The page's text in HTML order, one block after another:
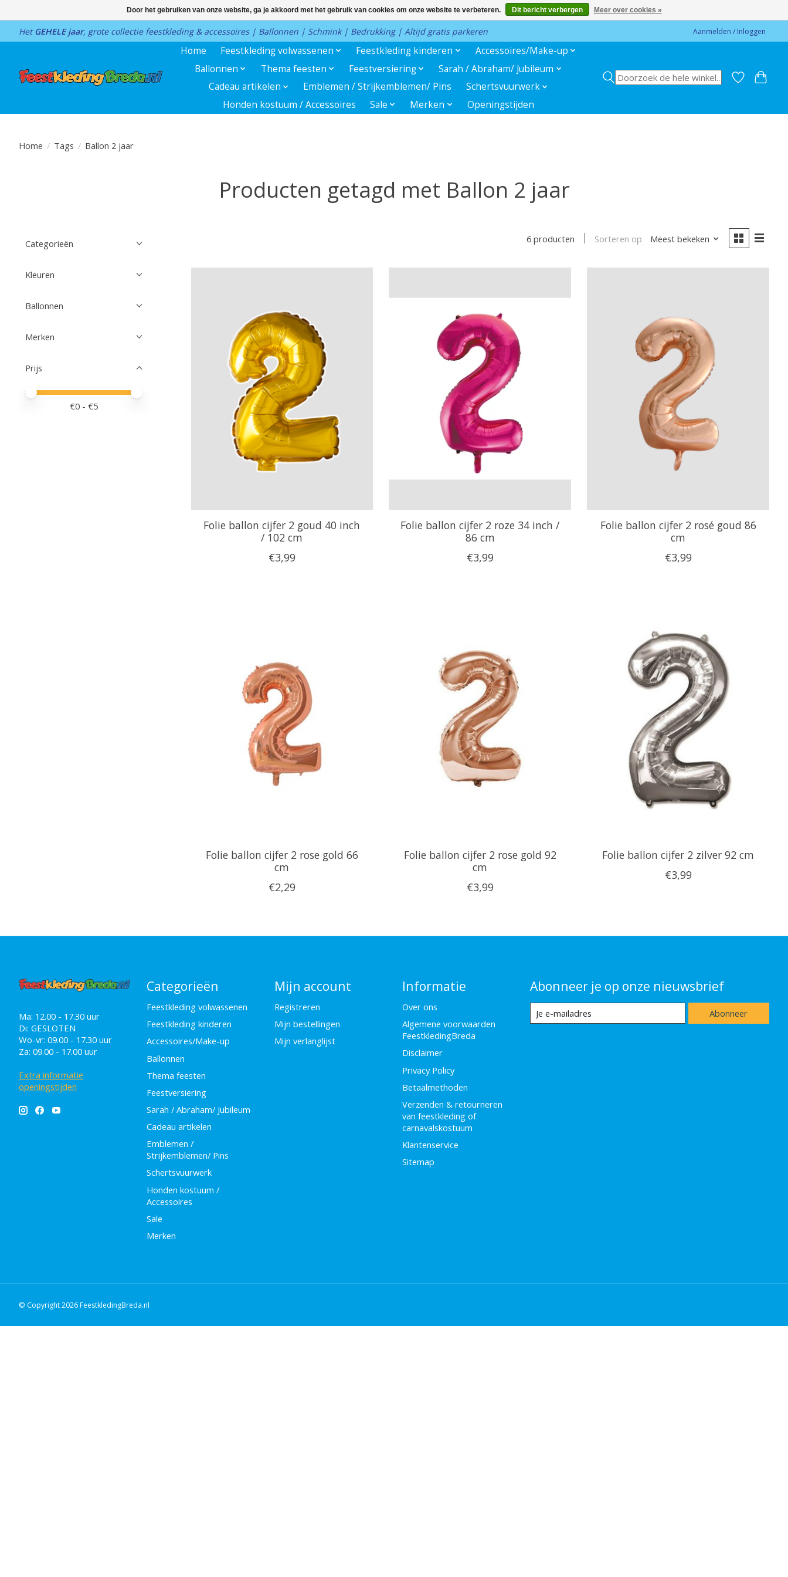
Het GEHELE jaar, grote collectie feestkleding & accessoires | Ballonnen | Schmink | Bedrukking | Altijd gratis parkeren Aanmelden / Inloggen
Home Feestkleding volwassenen Feestkleding kinderen
Accessoires/Make-up
Ballonnen
Thema feesten Feestversiering
Sarah / Abraham/ Jubileum
Cadeau artikelen
Emblemen / Strijkemblemen/ Pins
Schertsvuurwerk
Honden kostuum / Accessoires
Sale Merken Openingstijden
Home / Tags / Ballon 2 jaar
Producten getagd met Ballon 2 jaar
Categorieën
Kleuren
Ballonnen
Merken
Prijs
Minimale prijswaarde
Price maximum value
€0 - €5
6 producten Sorteren op Meest bekeken
Folie ballon cijfer 2 goud 40 inch
/ 102 cm
€3,99
Folie ballon cijfer 2 roze 34 inch /
86 cm
€3,99
Folie ballon cijfer 2 rosé goud 86
cm
€3,99
Folie ballon cijfer 2 rose gold 66
cm
€2,29
Folie ballon cijfer 2 rose gold 92
cm
€3,99
Folie ballon cijfer 2 zilver 92 cm
€3,99
Ma: 12.00 - 17.30 uur
Di: GESLOTEN
Wo-vr: 09.00 - 17.30 uur
Za: 09.00 - 17.00 uur
Extra informatie
openingstijden
Categorieën
Feestkleding volwassenen
Feestkleding kinderen
Accessoires/Make-up
Ballonnen
Thema feesten
Feestversiering
Sarah / Abraham/ Jubileum
Cadeau artikelen
Emblemen /
Strijkemblemen/ Pins
Schertsvuurwerk
Honden kostuum /
Accessoires
Sale
Merken
Mijn account
Registreren
Mijn bestellingen
Mijn verlanglijst
Informatie
Over ons
Algemene voorwaarden
FeestkledingBreda
Disclaimer
Privacy Policy
Betaalmethoden
Verzenden & retourneren
van feestkleding of
carnavalskostuum
Klantenservice
Sitemap
Abonneer je op onze nieuwsbrief
Abonneer
© Copyright 2026 FeestkledingBreda.nl
Door het gebruiken van onze website, ga je akkoord met het gebruik van cookies om onze website te verbeteren. Dit bericht verbergen Meer over cookies »